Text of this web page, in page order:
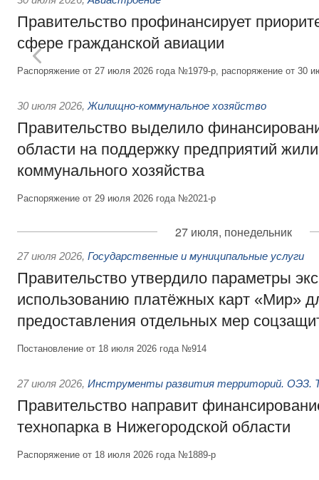
Правительство профинансирует
сфере гражданской авиации
Распоряжение от 27 июля 2026 года №1979-р, распоряжение от 30
30 июля 2026, Жилищно-коммунальное хозяйство
Правительство выделило
области на поддержку предприятий
коммунального хозяйства
Распоряжение от 29 июля 2026 года №2021-р
27 июля, понедельник
27 июля 2026, Государственные и муниципальные услуги
Правительство утвердило параметры
использованию платёжных карт «Мир»
предоставления отдельных мер
Постановление от 18 июля 2026 года №914
27 июля 2026, Инструменты развития территорий. ОЭЗ.
Правительство направит
технопарка в Нижегородской области
Распоряжение от 18 июля 2026 года №1889-р